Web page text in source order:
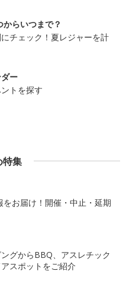
らいつまで？
チェック！夏レジャーを計
ー
トを探す
特集
お届け！開催・中止・延期
グからBBQ、アスレチック
スポットをご紹介